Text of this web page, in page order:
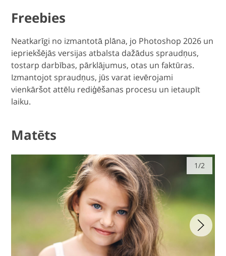
Freebies
Neatkarīgi no izmantotā plāna, jo Photoshop 2026 un
iepriekšējās versijas atbalsta dažādus spraudņus,
tostarp darbības, pārklājumus, otas un faktūras.
Izmantojot spraudņus, jūs varat ievērojami
vienkāršot attēlu rediģēšanas procesu un ietaupīt
laiku.
Matēts
1/2